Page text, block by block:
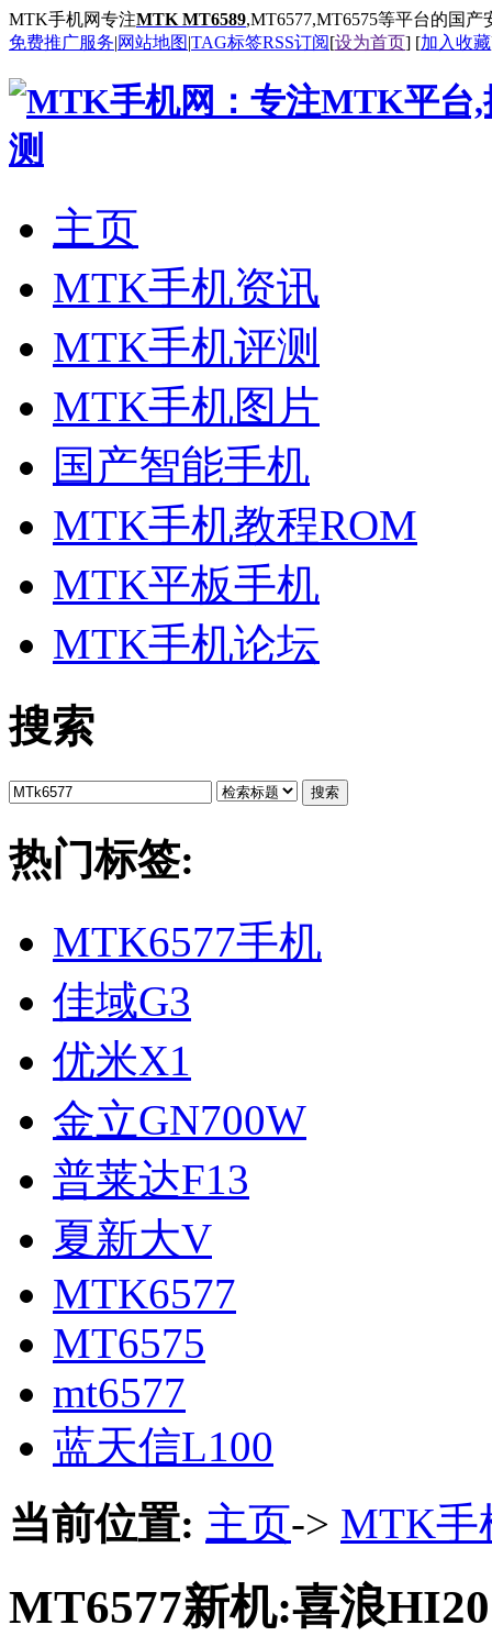
MTK手机网专注MTK MT6589,MT6577,MT6575等平台的国产
免费推广服务|网站地图|TAG标签RSS订阅[设为首页] [加入收藏
主页
MTK手机资讯
MTK手机评测
MTK手机图片
国产智能手机
MTK手机教程ROM
MTK平板手机
MTK手机论坛
搜索
搜索
热门标签:
MTK6577手机
佳域G3
优米X1
金立GN700W
普莱达F13
夏新大V
MTK6577
MT6575
mt6577
蓝天信L100
当前位置: 主页-> MTK手
MT6577新机:喜浪